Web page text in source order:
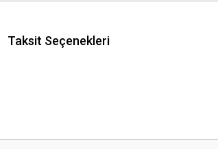
Taksit Seçenekleri